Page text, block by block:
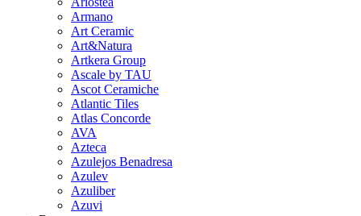
Armano
Art Ceramic
Art&Natura
Artkera Group
Ascale by TAU
Ascot Ceramiche
Atlantic Tiles
Atlas Concorde
AVA
Azteca
Azulejos Benadresa
Azulev
Azuliber
Azuvi